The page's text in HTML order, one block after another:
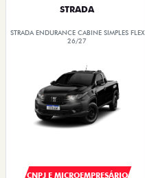
STRADA
STRADA ENDURANCE CABINE SIMPLES FLEX
26/27
CNPJ E MICROEMPRESÁRIO